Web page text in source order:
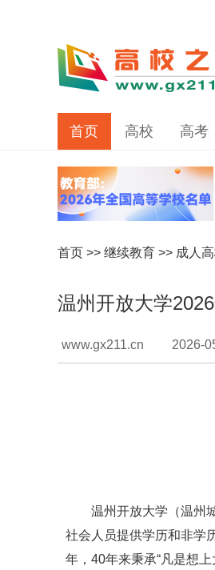
首页 高校 高考
首页 >> 继续教育 >> 成人
温州开放大学
www.gx211.cn 2026-
温州开放大学（温州
社会人员提供学历和非学
年，40年来秉承“凡是想